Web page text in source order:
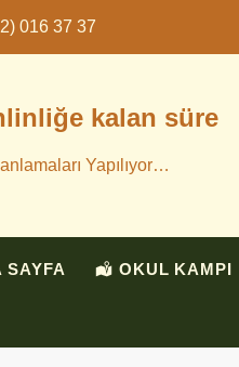
016 37 37
kalan süre
Yapılıyor…
SAYFA OKUL KAMPI